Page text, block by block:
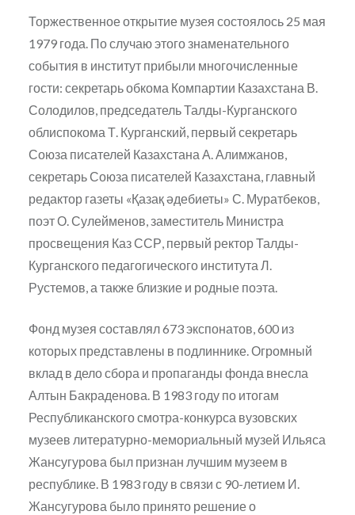
Торжественное открытие музея состоялось 25 мая
1979 года. По случаю этого знаменательного
события в институт прибыли многочисленные
гости: секретарь обкома Компартии Казахстана В.
Солодилов, председатель Талды-Курганского
облиспокома Т. Курганский, первый секретарь
Союза писателей Казахстана А. Алимжанов,
секретарь Союза писателей Казахстана, главный
редактор газеты «Қазақ әдебиеты» С. Муратбеков,
поэт О. Сулейменов, заместитель Министра
просвещения Каз ССР, первый ректор Талды-
Курганского педагогического института Л.
Рустемов, а также близкие и родные поэта.
Фонд музея составлял 673 экспонатов, 600 из
которых представлены в подлиннике. Огромный
вклад в дело сбора и пропаганды фонда внесла
Алтын Бакраденова. В 1983 году по итогам
Республиканского смотра-конкурса вузовских
музеев литературно-мемориальный музей Ильяса
Жансугурова был признан лучшим музеем в
республике. В 1983 году в связи с 90-летием И.
Жансугурова было принято решение о